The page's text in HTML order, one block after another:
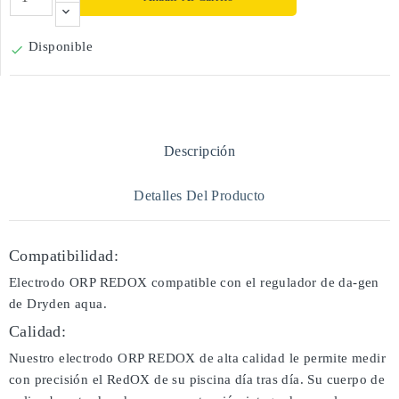
 Disponible
Descripción
Detalles Del Producto
Compatibilidad:
Electrodo ORP REDOX compatible con el regulador de da-gen
de Dryden aqua.
Calidad:
Nuestro electrodo ORP REDOX de alta calidad le permite medir
con precisión el RedOX de su piscina día tras día. Su cuerpo de